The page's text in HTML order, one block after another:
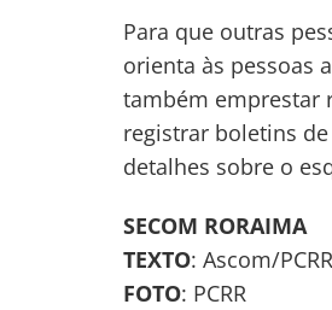
Para que outras
orienta às pessoas
também emprestar
registrar boletins
detalhes sobre o
SECOM RORAIMA
TEXTO: Ascom/PCRR
FOTO: PCRR